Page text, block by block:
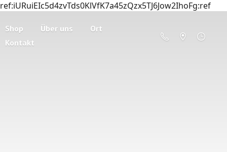
ref:iURuiEIc5d4zvTds0KlVfK7a45zQzx5TJ6Jow2IhoFg:ref
Shop Über uns
Ort
Kontakt